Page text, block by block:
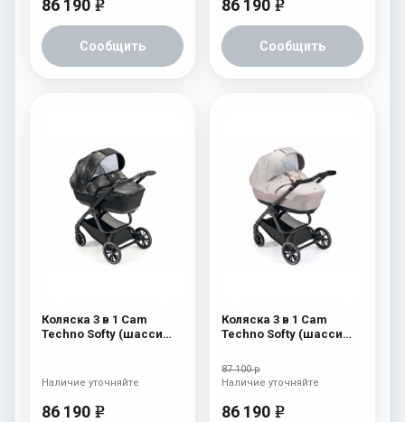
86 190 e
Сообщить
86 190 e
Сообщить
Коляска 3 в 1 Cam
Techno Softy (шасси
86 190 e
Наличие уточняйте
Коляска 3 в 1 Cam
Techno Softy (шасси
87 100 р
86 190 e
Наличие уточняйте